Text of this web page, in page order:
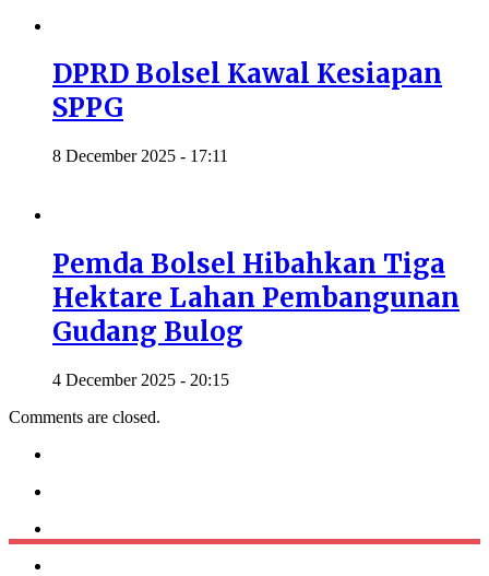
DPRD Bolsel Kawal Kesiapan
SPPG
8 December 2025 - 17:11
Pemda Bolsel Hibahkan Tiga
Hektare Lahan Pembangunan
Gudang Bulog
4 December 2025 - 20:15
Comments are closed.